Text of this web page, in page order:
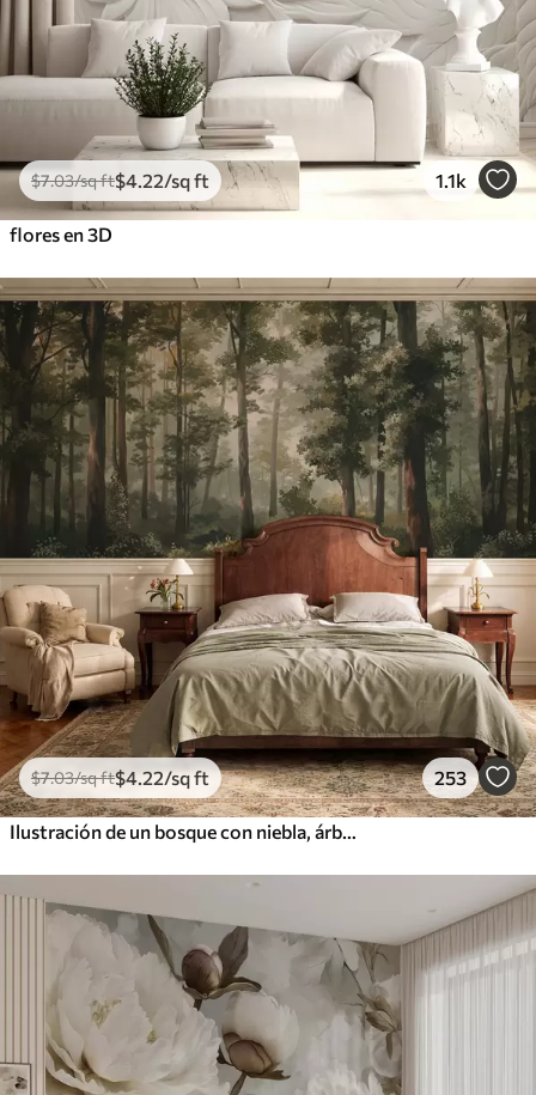
$7.03/sq ft$4.22/sq ft 1.1k
flores en 3D
$7.03/sq ft$4.22/sq ft 253
Ilustración de un bosque con niebla, árboles altos y un sendero.